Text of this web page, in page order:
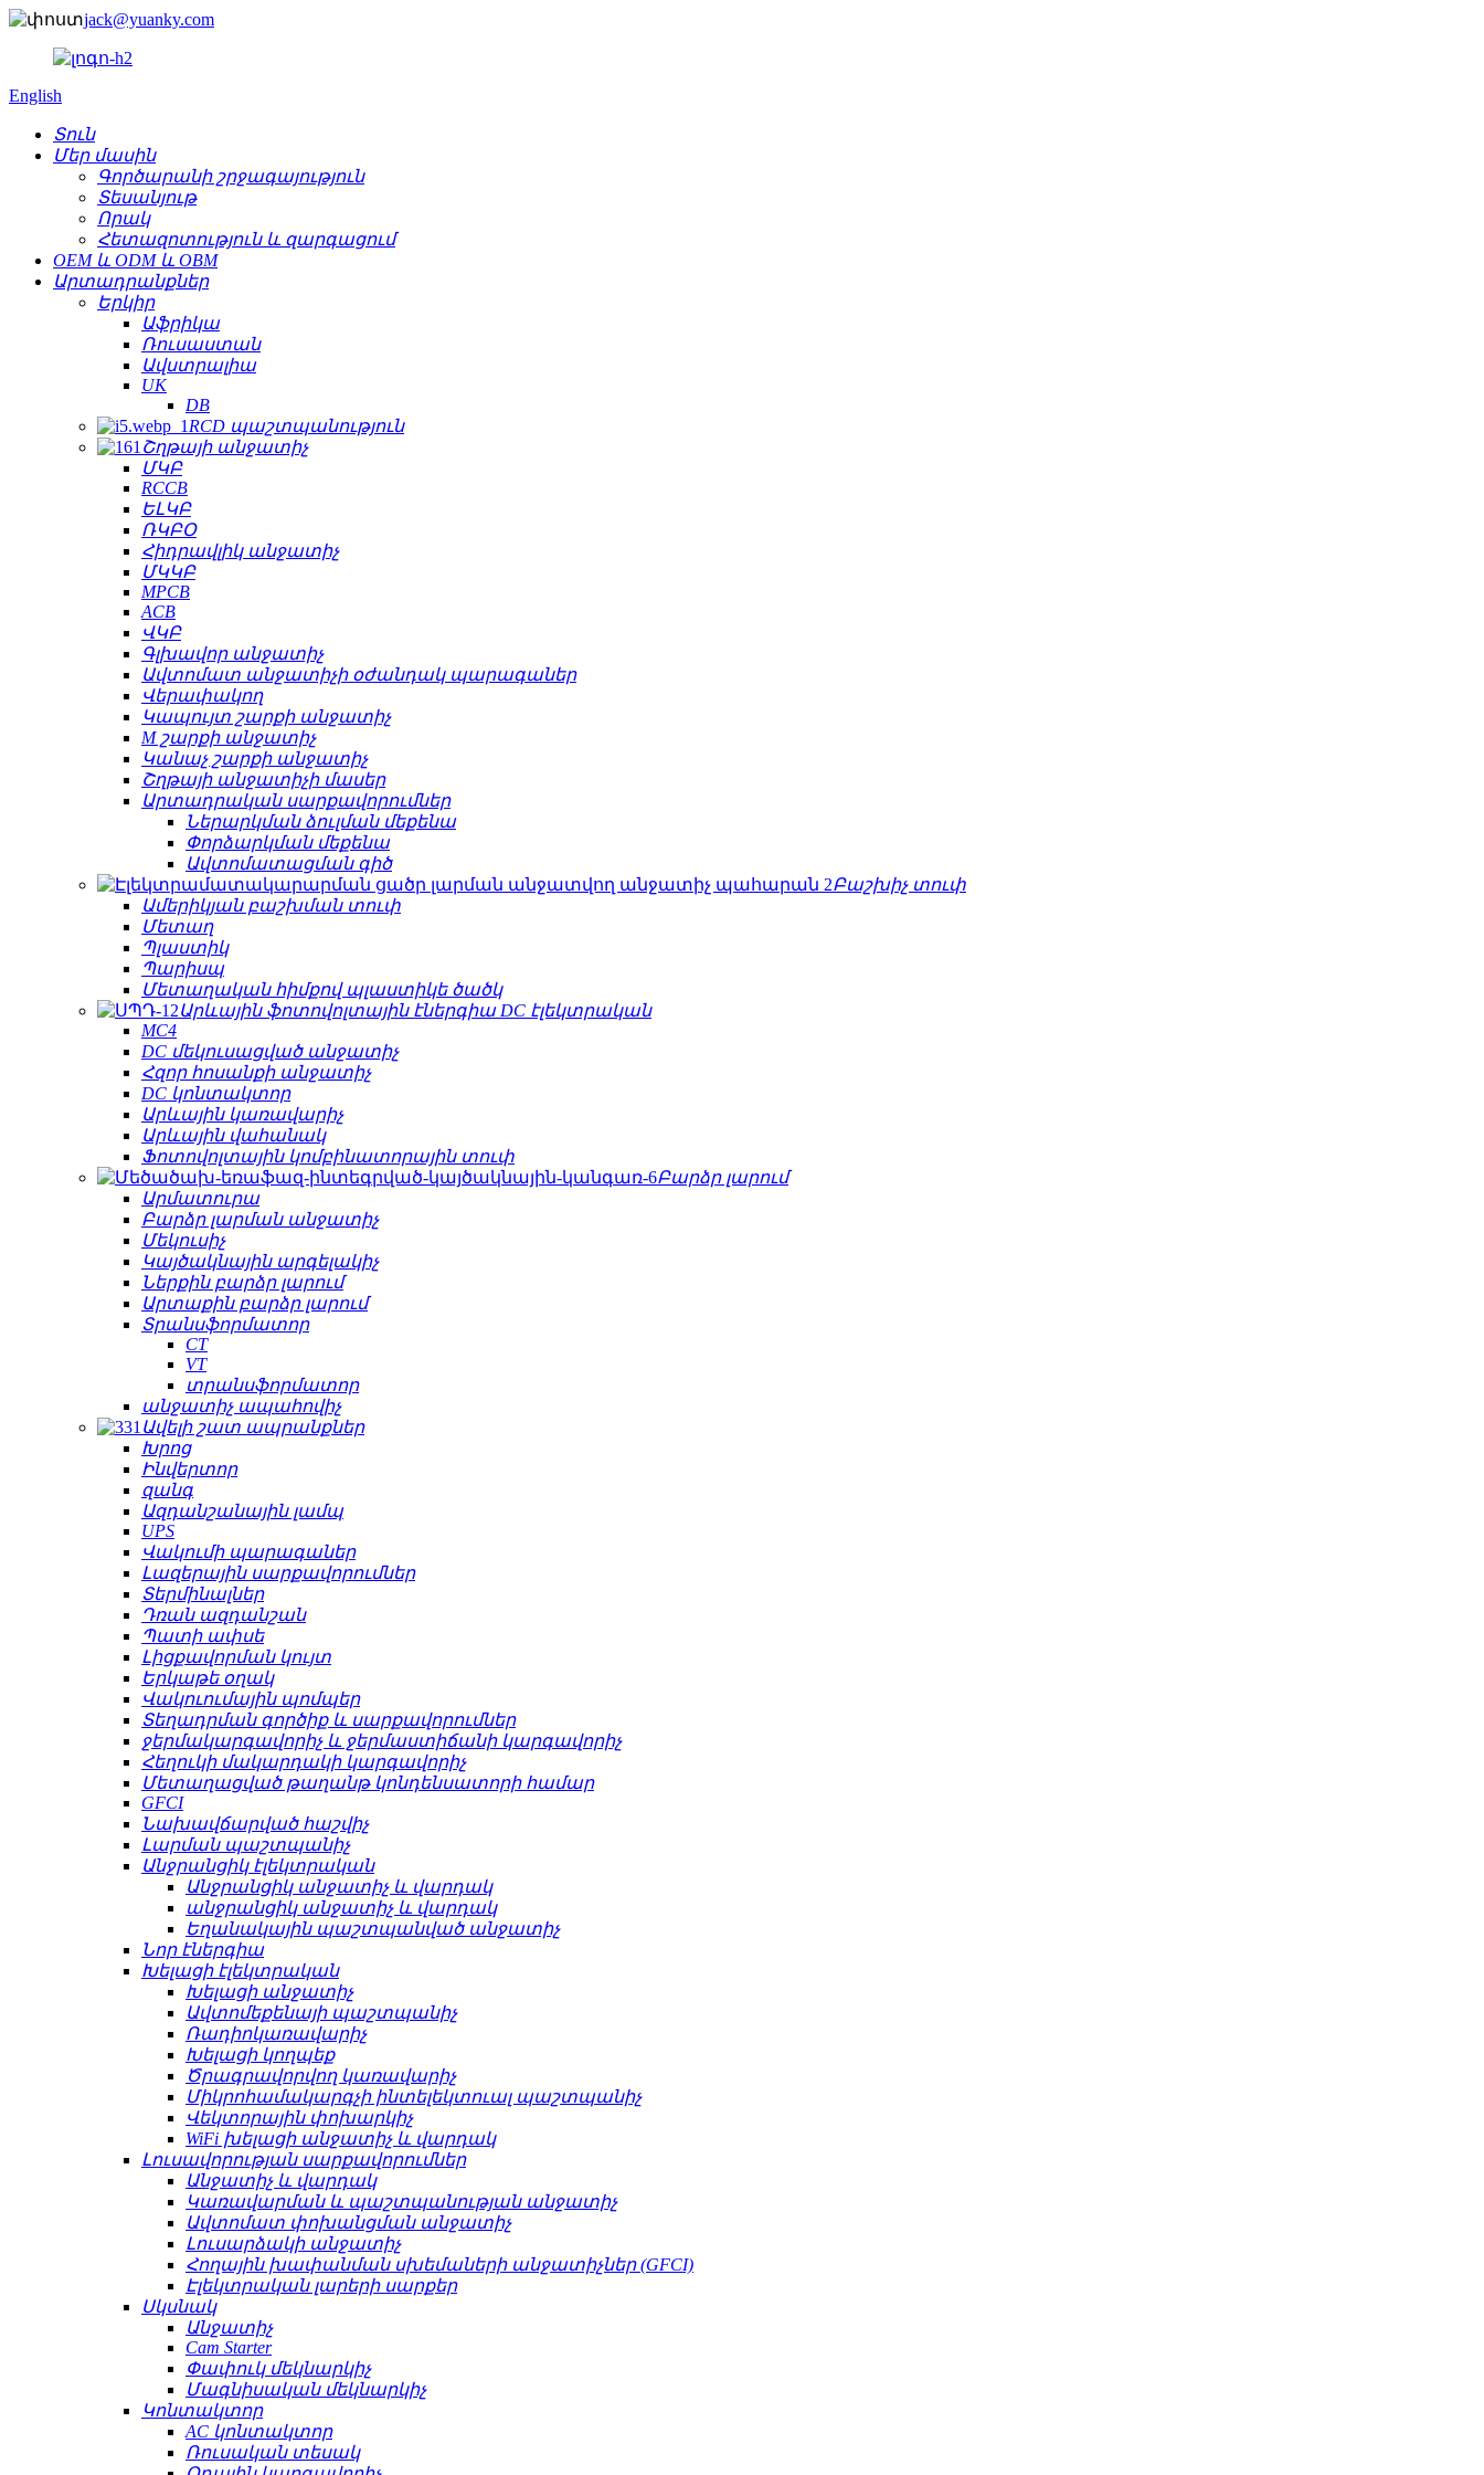
jack@yuanky.com
English
Տուն
Մեր մասին
Գործարանի շրջագայություն
Տեսանյութ
Որակ
Հետազոտություն և զարգացում
OEM և ODM և OBM
Արտադրանքներ
Երկիր
Աֆրիկա
Ռուսաստան
Ավստրալիա
UK
DB
RCD պաշտպանություն
Շղթայի անջատիչ
ՄԿԲ
RCCB
ԵԼԿԲ
ՌԿԲՕ
Հիդրավլիկ անջատիչ
ՄԿԿԲ
MPCB
ACB
ՎԿԲ
Գլխավոր անջատիչ
Ավտոմատ անջատիչի օժանդակ պարագաներ
Վերափակող
Կապույտ շարքի անջատիչ
M շարքի անջատիչ
Կանաչ շարքի անջատիչ
Շղթայի անջատիչի մասեր
Արտադրական սարքավորումներ
Ներարկման ձուլման մեքենա
Փորձարկման մեքենա
Ավտոմատացման գիծ
Բաշխիչ տուփ
Ամերիկյան բաշխման տուփ
Մետաղ
Պլաստիկ
Պարիսպ
Մետաղական հիմքով պլաստիկե ծածկ
Արևային ֆոտովոլտային էներգիա DC էլեկտրական
MC4
DC մեկուսացված անջատիչ
Հզոր հոսանքի անջատիչ
DC կոնտակտոր
Արևային կառավարիչ
Արևային վահանակ
Ֆոտովոլտային կոմբինատորային տուփ
Բարձր լարում
Արմատուրա
Բարձր լարման անջատիչ
Մեկուսիչ
Կայծակնային արգելակիչ
Ներքին բարձր լարում
Արտաքին բարձր լարում
Տրանսֆորմատոր
CT
VT
տրանսֆորմատոր
անջատիչ ապահովիչ
Ավելի շատ ապրանքներ
Խրոց
Ինվերտոր
զանգ
Ազդանշանային լամպ
UPS
Վակումի պարագաներ
Լազերային սարքավորումներ
Տերմինալներ
Դռան ազդանշան
Պատի ափսե
Լիցքավորման կույտ
Երկաթե օղակ
Վակուումային պոմպեր
Տեղադրման գործիք և սարքավորումներ
ջերմակարգավորիչ և ջերմաստիճանի կարգավորիչ
Հեղուկի մակարդակի կարգավորիչ
Մետաղացված թաղանթ կոնդենսատորի համար
GFCI
Նախավճարված հաշվիչ
Լարման պաշտպանիչ
Անջրանցիկ էլեկտրական
Անջրանցիկ անջատիչ և վարդակ
անջրանցիկ անջատիչ և վարդակ
Եղանակային պաշտպանված անջատիչ
Նոր էներգիա
Խելացի էլեկտրական
Խելացի անջատիչ
Ավտոմեքենայի պաշտպանիչ
Ռադիոկառավարիչ
Խելացի կողպեք
Ծրագրավորվող կառավարիչ
Միկրոհամակարգչի ինտելեկտուալ պաշտպանիչ
Վեկտորային փոխարկիչ
WiFi խելացի անջատիչ և վարդակ
Լուսավորության սարքավորումներ
Անջատիչ և վարդակ
Կառավարման և պաշտպանության անջատիչ
Ավտոմատ փոխանցման անջատիչ
Լուսարձակի անջատիչ
Հողային խափանման սխեմաների անջատիչներ (GFCI)
Էլեկտրական լարերի սարքեր
Սկսնակ
Անջատիչ
Cam Starter
Փափուկ մեկնարկիչ
Մագնիսական մեկնարկիչ
Կոնտակտոր
AC կոնտակտոր
Ռուսական տեսակ